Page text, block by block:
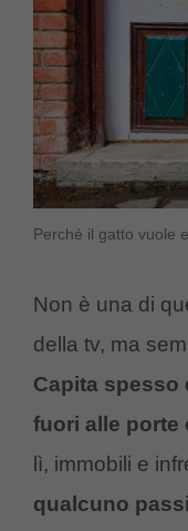
Perché il gatto vuole
Non è una di
della tv, ma
Capita spesso
fuori alle porte
lì, immobili e
qualcuno